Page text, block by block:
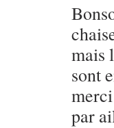
mais
sont
merci
par